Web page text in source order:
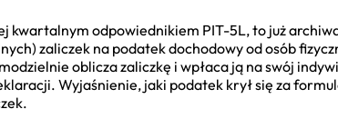
kwartalnym odpowiednikiem PIT-5L, to już
zaliczek na podatek dochodowy od osób
oblicza zaliczkę i wpłaca ją na swój
Wyjaśnienie, jaki podatek krył się za